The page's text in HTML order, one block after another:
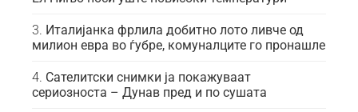
Италијанка фрлила добитно лото ливче од
милион евра во ѓубре, комуналците го пронашле
Сателитски снимки ја покажуваат
сериозноста – Дунав пред и по сушата